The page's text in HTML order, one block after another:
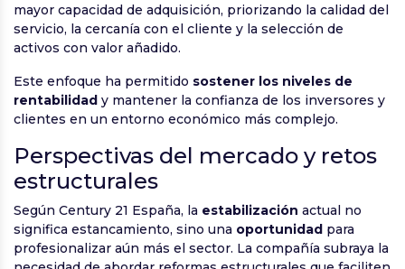
mayor capacidad de adquisición, priorizando la calidad del
servicio, la cercanía con el cliente y la selección de
activos con valor añadido.
Este enfoque ha permitido sostener los niveles de
rentabilidad y mantener la confianza de los inversores y
clientes en un entorno económico más complejo.
Perspectivas del mercado y retos
estructurales
Según Century 21 España, la estabilización actual no
significa estancamiento, sino una oportunidad para
profesionalizar aún más el sector. La compañía subraya la